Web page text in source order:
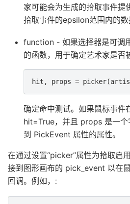
家可能会为生成的拾取事件提
拾取事件的epsilon范围内的数
function - 如果选择器是可调
的函数，用于确定艺术家是否
hit , props = picker(
确定命中测试。如果鼠标事件
hit=True，并且 props 是一个
到 PickEvent 属性的属性。
在通过设置“picker”属性为拾取启
接到图形画布的 pick_event 以在
回调。例如，: